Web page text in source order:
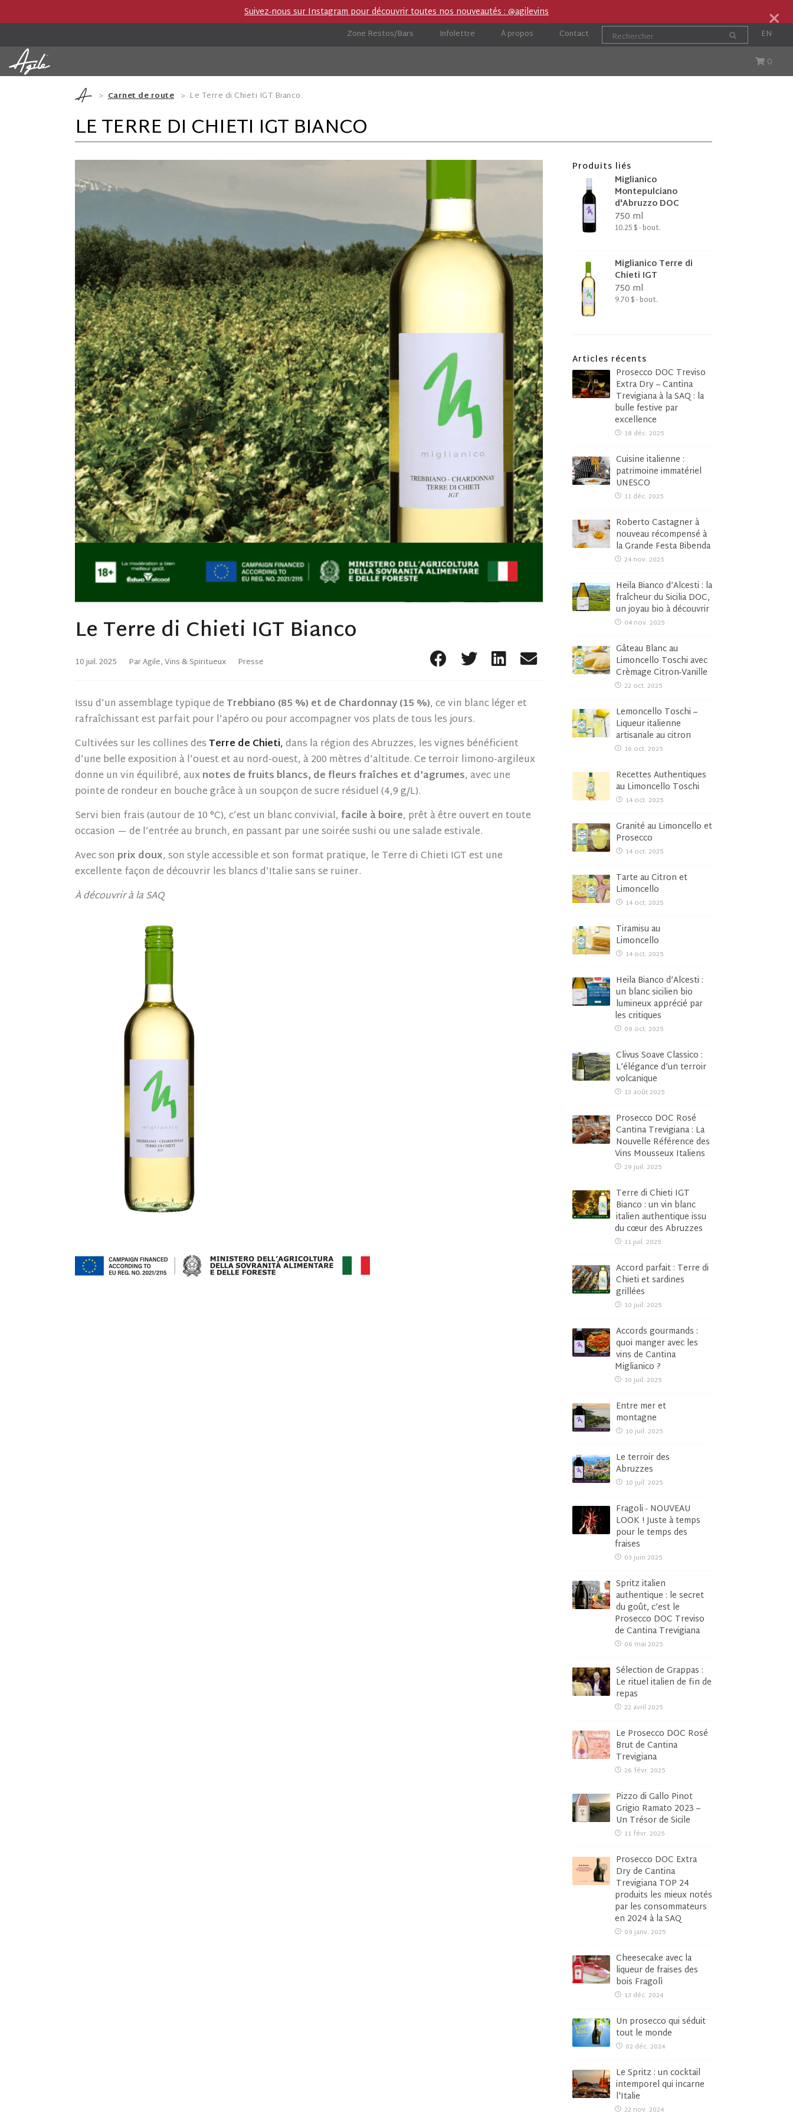
Suivez-nous sur Instagram pour découvrir toutes nos nouveautés : @agilevins ×
Zone Restos/Bars Infolettre À propos Contact EN
Vins et Spiritueux
0
Carnet de route Le Terre di Chieti IGT Bianco
LE TERRE DI CHIETI IGT BIANCO
Le Terre di Chieti IGT Bianco
10 juil. 2025 Par Agile, Vins & Spiritueux Presse
Issu d’un assemblage typique de Trebbiano (85 %) et de Chardonnay (15 %), ce vin blanc léger et
rafraîchissant est parfait pour l’apéro ou pour accompagner vos plats de tous les jours.
Cultivées sur les collines des Terre de Chieti, dans la région des Abruzzes, les vignes bénéficient
d’une belle exposition à l’ouest et au nord-ouest, à 200 mètres d’altitude. Ce terroir limono-argileux
donne un vin équilibré, auxnotes de fruits blancs, de fleurs fraîches et d’agrumes, avec une
pointe de rondeur en bouche grâce à un soupçon de sucre résiduel (4,9 g/L).
Servi bien frais (autour de 10 °C), c’est un blanc convivial, facile à boire, prêt à être ouvert en toute
occasion — de l’entrée au brunch, en passant par une soirée sushi ou une salade estivale.
Avec son prix doux, son style accessible et son format pratique, le Terre di Chieti IGT est une
excellente façon de découvrir les blancs d’Italie sans se ruiner.
À découvrir à la SAQ
Produits liés
Miglianico
Montepulciano
d'Abruzzo DOC
750 ml
10.25 $ - bout.
Miglianico Terre di
Chieti IGT
750 ml
9.70 $ - bout.
Articles récents
Prosecco DOC Treviso
Extra Dry – Cantina
Trevigiana à la SAQ : la
bulle festive par
excellence
18 déc. 2025
Cuisine italienne :
patrimoine immatériel
UNESCO
11 déc. 2025
Roberto Castagner à
nouveau récompensé à
la Grande Festa Bibenda
24 nov. 2025
Heila Bianco d’Alcesti : la
fraîcheur du Sicilia DOC,
un joyau bio à découvrir
04 nov. 2025
Gâteau Blanc au
Limoncello Toschi avec
Crèmage Citron-Vanille
22 oct. 2025
Lemoncello Toschi –
Liqueur italienne
artisanale au citron
16 oct. 2025
Recettes Authentiques
au Limoncello Toschi
14 oct. 2025
Granité au Limoncello et
Prosecco
14 oct. 2025
Tarte au Citron et
Limoncello
14 oct. 2025
Tiramisu au
Limoncello
14 oct. 2025
Heila Bianco d’Alcesti :
un blanc sicilien bio
lumineux apprécié par
les critiques
09 oct. 2025
Clivus Soave Classico :
L’élégance d’un terroir
volcanique
13 août 2025
Prosecco DOC Rosé
Cantina Trevigiana : La
Nouvelle Référence des
Vins Mousseux Italiens
29 juil. 2025
Terre di Chieti IGT
Bianco : un vin blanc
italien authentique issu
du cœur des Abruzzes
11 juil. 2025
Accord parfait : Terre di
Chieti et sardines
grillées
10 juil. 2025
Accords gourmands :
quoi manger avec les
vins de Cantina
Miglianico ?
10 juil. 2025
Entre mer et
montagne
10 juil. 2025
Le terroir des
Abruzzes
10 juil. 2025
Fragoli - NOUVEAU
LOOK ! Juste à temps
pour le temps des
fraises
03 juin 2025
Spritz italien
authentique : le secret
du goût, c’est le
Prosecco DOC Treviso
de Cantina Trevigiana
06 mai 2025
Sélection de Grappas :
Le rituel italien de fin de
repas
22 avril 2025
Le Prosecco DOC Rosé
Brut de Cantina
Trevigiana
26 févr. 2025
Pizzo di Gallo Pinot
Grigio Ramato 2023 –
Un Trésor de Sicile
11 févr. 2025
Prosecco DOC Extra
Dry de Cantina
Trevigiana TOP 24
produits les mieux notés
par les consommateurs
en 2024 à la SAQ
09 janv. 2025
Cheesecake avec la
liqueur de fraises des
bois Fragolì
13 déc. 2024
Un prosecco qui séduit
tout le monde
02 déc. 2024
Le Spritz : un cocktail
intemporel qui incarne
l'Italie
22 nov. 2024